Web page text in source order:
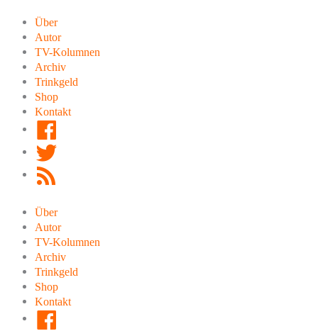
Inhalt
springen
Über
Autor
TV-Kolumnen
Archiv
Trinkgeld
Shop
Kontakt
Über
Autor
TV-Kolumnen
Archiv
Trinkgeld
Shop
Kontakt